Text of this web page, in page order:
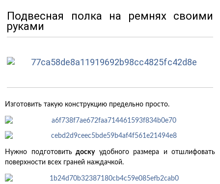
Подвесная полка на ремнях своими
руками
Изготовить такую конструкцию предельно просто.
Нужно подготовитьдоскуудобного размера и отшлифовать
поверхности всех граней наждачкой.